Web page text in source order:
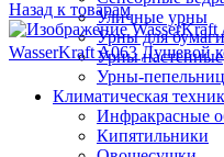
Уличные урны
Урны для бумаги
Урны настенные
Урны-
Климатическая
Инфракрасные
Кипятильники
Назад к товарам
WasserKraft A063 Душевой